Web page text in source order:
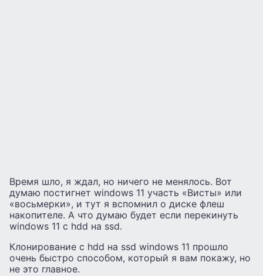
Время шло, я ждал, но ничего не менялось. Вот
думаю постигнет windows 11 участь «Висты» или
«восьмерки», и тут я вспомнил о диске флеш
накопителе. А что думаю будет если перекинуть
windows 11 с hdd на ssd.
Клонирование с hdd на ssd windows 11 прошло
очень быстро способом, который я вам покажу, но
не это главное.